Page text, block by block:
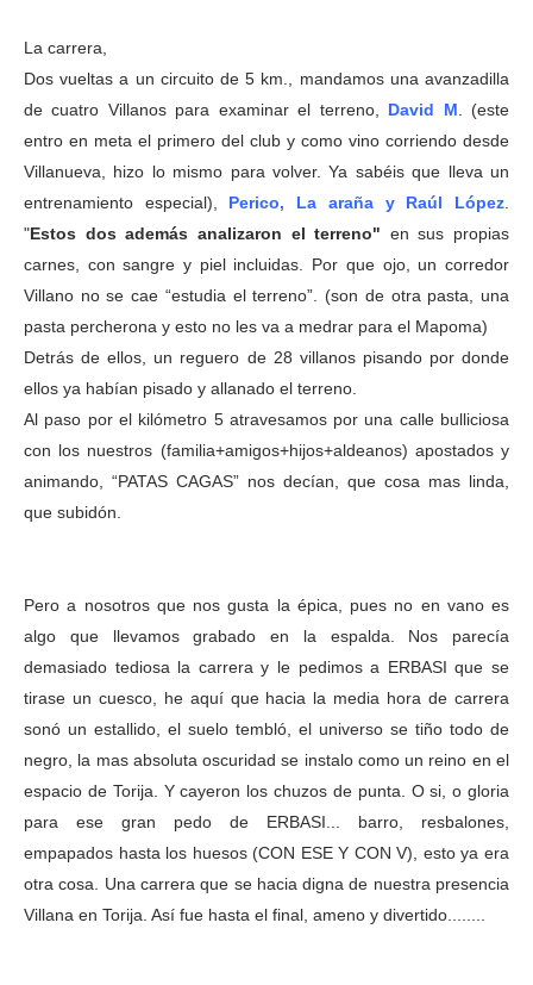
La carrera,
Dos vueltas a un circuito de 5 km., mandamos una avanzadilla
de cuatro Villanos para examinar el terreno, David M . (este
entro en meta el primero del club y como vino corriendo desde
Villanueva, hizo lo mismo para volver. Ya sabéis que lleva un
entrenamiento especial), Perico, La araña y Raúl López
"Estos dos además analizaron el terreno" en sus propias
carnes, con sangre y piel incluidas. Por que ojo, un corredor
Villano no se cae “estudia el terreno”. (son de otra pasta, una
pasta percherona y esto no les va a medrar para el Mapoma)
Detrás de ellos, un reguero de 28 villanos pisando por donde
ellos ya habían pisado y allanado el terreno.
Al paso por el kilómetro 5 atravesamos por una calle bulliciosa
con los nuestros (familia+amigos+hijos+aldeanos) apostados y
animando, “PATAS CAGAS” nos decían, que cosa mas linda,
que subidón.
Pero a nosotros que nos gusta la épica, pues no en vano es
algo que llevamos grabado en la espalda. Nos parecía
demasiado tediosa la carrera y le pedimos a ERBASI que se
tirase un cuesco, he aquí que hacia la media hora de carrera
sonó un estallido, el suelo tembló, el universo se tiño todo de
negro, la mas absoluta oscuridad se instalo como un reino en el
espacio de Torija. Y cayeron los chuzos de punta. O si, o gloria
para ese gran pedo de ERBASI... barro, resbalones,
empapados hasta los huesos (CON ESE Y CON V), esto ya era
otra cosa. Una carrera que se hacia digna de nuestra presencia
Villana en Torija. Así fue hasta el final, ameno y divertido........